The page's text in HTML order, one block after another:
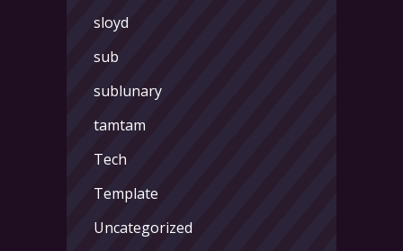
sloyd
sub
sublunary
tamtam
Tech
Template
Uncategorized